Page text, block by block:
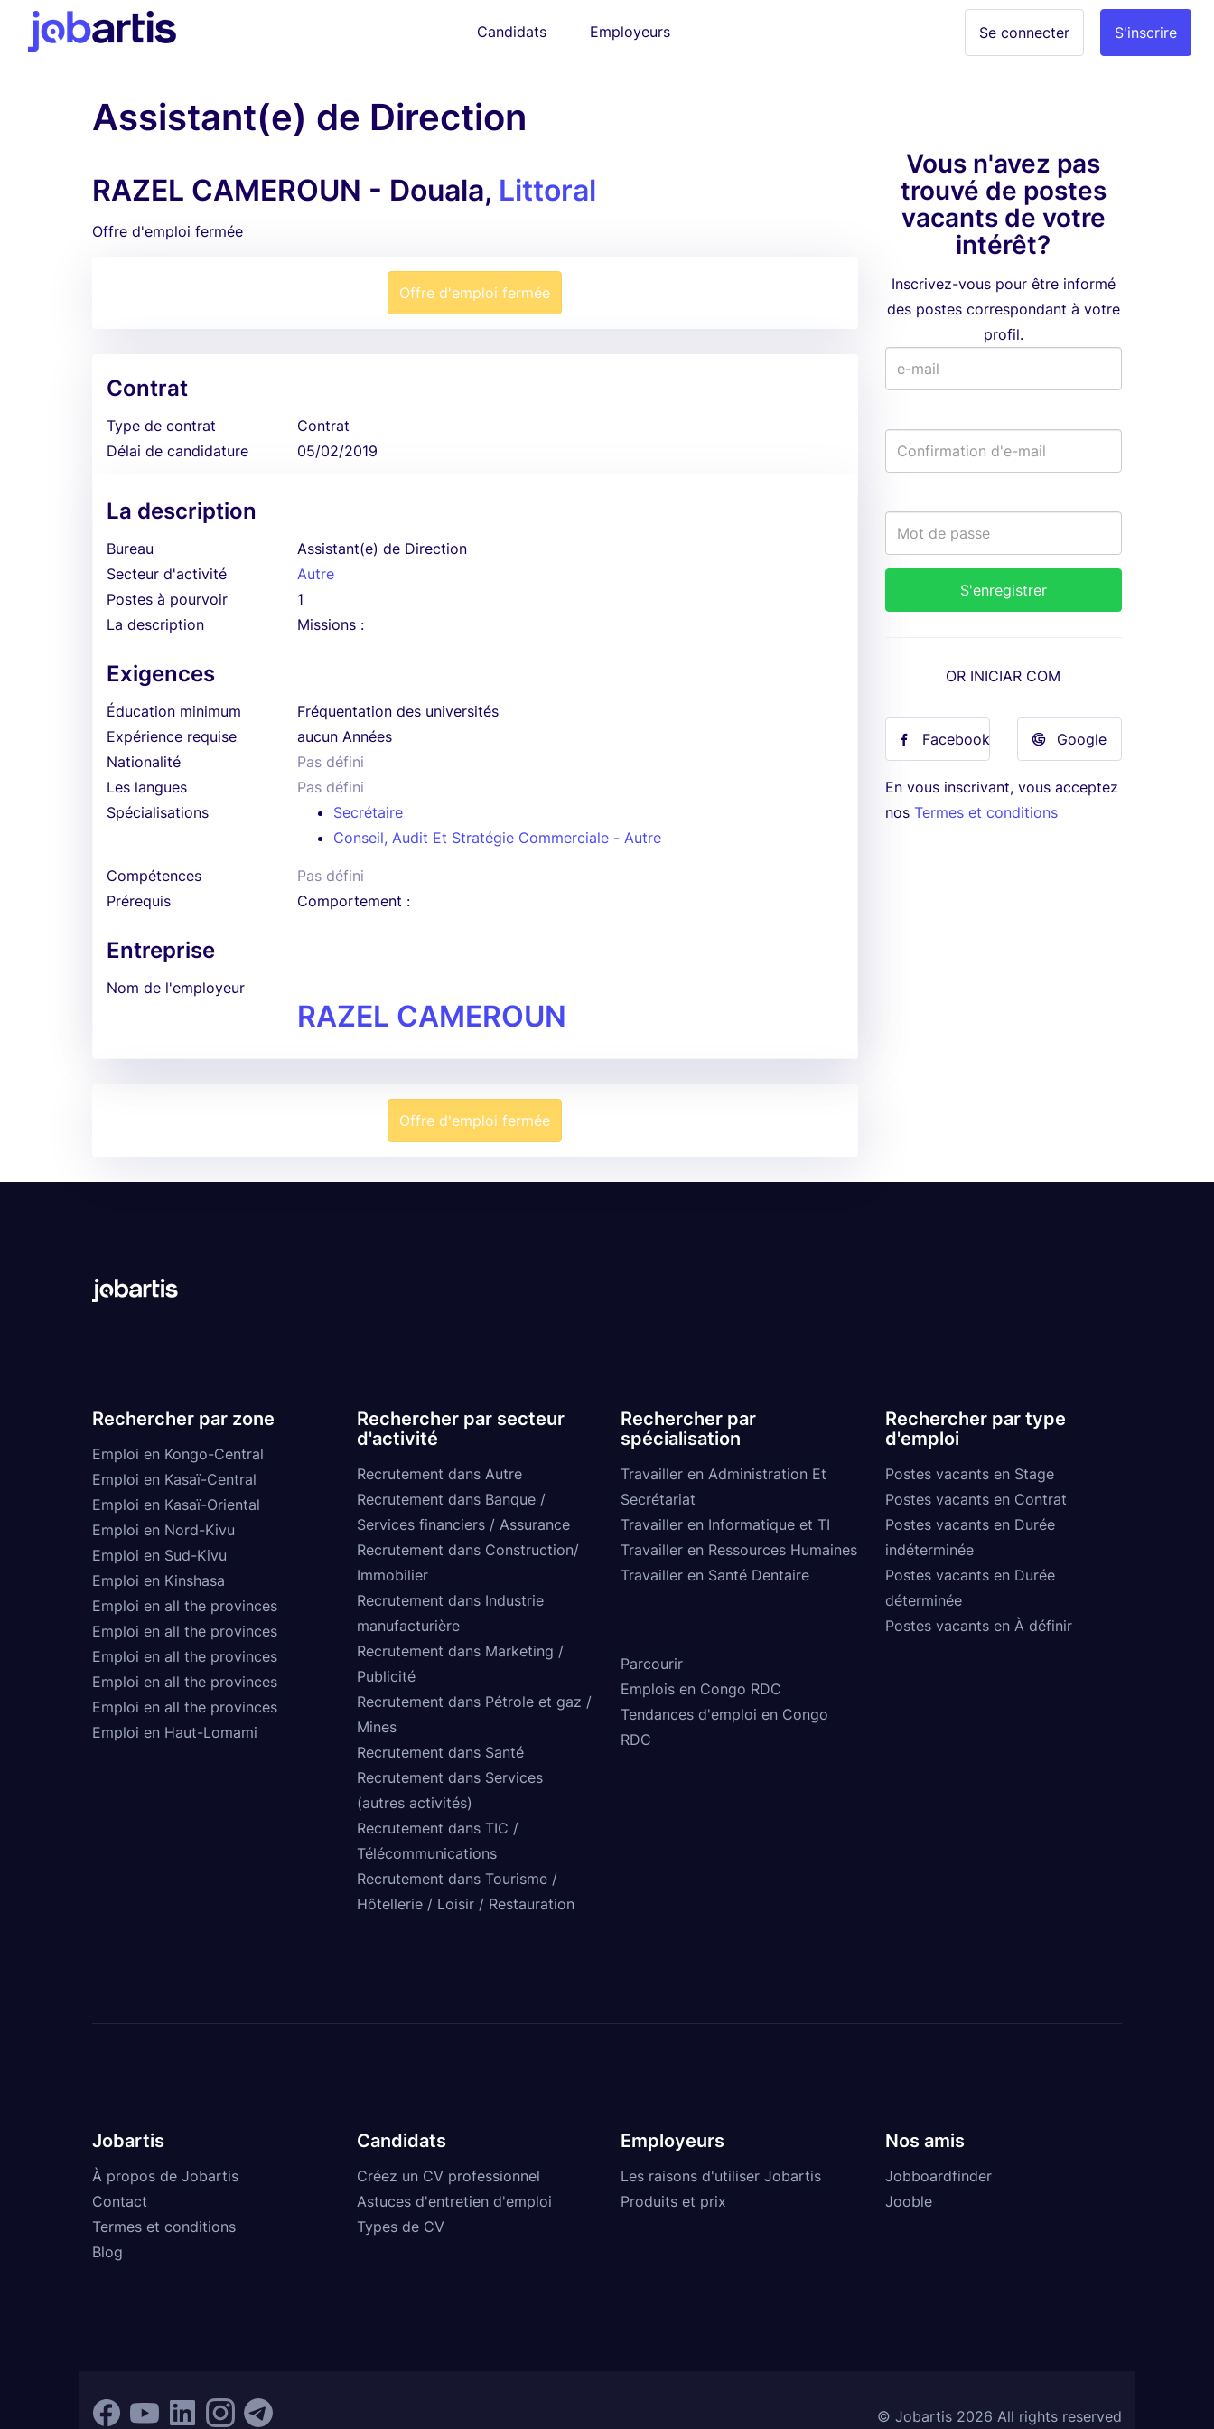
Candidats Employeurs S'inscrire
Se connecter
Assistant(e) de Direction
RAZEL CAMEROUN - Douala, Littoral
Offre d'emploi fermée
Offre d'emploi fermée
Contrat
Type de contrat
Contrat
Délai de candidature
05/02/2019
La description
Bureau
Assistant(e) de Direction
Secteur d'activité
Autre
Postes à pourvoir
1
La description
Missions :
Exigences
Éducation minimum
Fréquentation des universités
Expérience requise
aucun Années
Nationalité
Pas défini
Les langues
Pas défini
Spécialisations
Secrétaire
Conseil, Audit Et Stratégie Commerciale - Autre
Compétences
Pas défini
Prérequis
Comportement :
Entreprise
Nom de l'employeur
RAZEL CAMEROUN
Offre d'emploi fermée
Vous n'avez pas
trouvé de postes
vacants de votre
intérêt?
Inscrivez-vous pour être informé
des postes correspondant à votre
profil.
OR INICIAR COM
Facebook Google
En vous inscrivant, vous acceptez
nos Termes et conditions
Rechercher par zone
Emploi en Kongo-Central
Emploi en Kasaï-Central
Emploi en Kasaï-Oriental
Emploi en Nord-Kivu
Emploi en Sud-Kivu
Emploi en Kinshasa
Emploi en all the provinces
Emploi en all the provinces
Emploi en all the provinces
Emploi en all the provinces
Emploi en all the provinces
Emploi en Haut-Lomami
Rechercher par secteur
d'activité
Recrutement dans Autre
Recrutement dans Banque /
Services financiers / Assurance
Recrutement dans Construction/
Immobilier
Recrutement dans Industrie
manufacturière
Recrutement dans Marketing /
Publicité
Recrutement dans Pétrole et gaz /
Mines
Recrutement dans Santé
Recrutement dans Services
(autres activités)
Recrutement dans TIC /
Télécommunications
Recrutement dans Tourisme /
Hôtellerie / Loisir / Restauration
Rechercher par
spécialisation
Travailler en Administration Et
Secrétariat
Travailler en Informatique et TI
Travailler en Ressources Humaines
Travailler en Santé Dentaire
Rechercher par type
d'emploi
Postes vacants en Stage
Postes vacants en Contrat
Postes vacants en Durée
indéterminée
Postes vacants en Durée
déterminée
Postes vacants en À définir
Parcourir
Emplois en Congo RDC
Tendances d'emploi en Congo
RDC
Jobartis
À propos de Jobartis
Contact
Termes et conditions
Blog
Candidats
Créez un CV professionnel
Astuces d'entretien d'emploi
Types de CV
Employeurs
Les raisons d'utiliser Jobartis
Produits et prix
Nos amis
Jobboardfinder
Jooble
© Jobartis 2026 All rights reserved